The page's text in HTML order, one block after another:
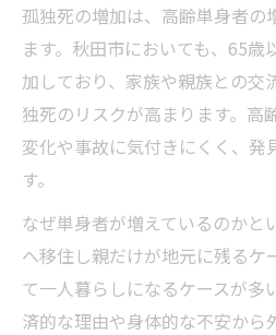
孤独死対策に必要な
孤独死を減らすため
践例
身近な孤独死予防策を今
孤独死リスクを減ら
介
孤独死を防ぐ日々の見
ント
孤独死の増加は、高齢単身者の
ます。秋田市においても、65
加しており、家族や親族との交
独死のリスクが高まります。高
変化や事故に気付きにくく、発
す。
なぜ単身者が増えているのかと
へ移住し親だけが地元に残るケ
て一人暮らしになるケースが多
済的な理由や身体的な不安から